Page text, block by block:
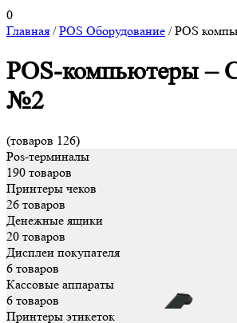
0
Главная /POS Оборудование /POS
POS-компьютеры –
№2
(товаров 126)
Pos-терминалы
190 товаров
Принтеры чеков
26 товаров
Денежные ящики
20 товаров
Дисплеи покупателя
6 товаров
Кассовые аппараты
6 товаров
Принтеры этикеток